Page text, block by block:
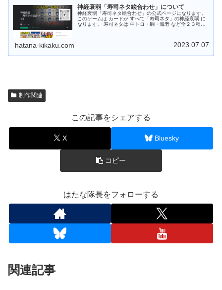
思っています。 Android版の場合は「Google Play スト
ア」からダウンロードしてから遊ぶことができます。 Web
版の場合はダウンロードなしでＰＣのブラウザで遊ぶこと
ができます。 もちろんフリーソフトです。応援、よろしく
神経衰弱「寿司ネタ絵合わせ」について
神経衰弱「寿司ネタ絵合わせ」の公式ページになります。
このゲームは カードが すべて「寿司ネタ」の神経衰弱 に
なります。 寿司ネタは 中トロ・鯛・海老 など全２３種。
ードは 「AIと記憶力勝負！」 難易度は 初級から上級。 ラ
hatana-kikaku.com 2023.07.07
制作関連
この記事をシェアする
X Bluesky
コピー
はたな隊長をフォローする
関連記事